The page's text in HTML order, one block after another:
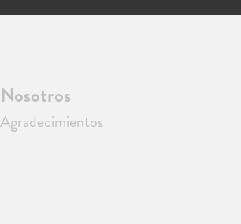
Nosotros
Agradecimientos